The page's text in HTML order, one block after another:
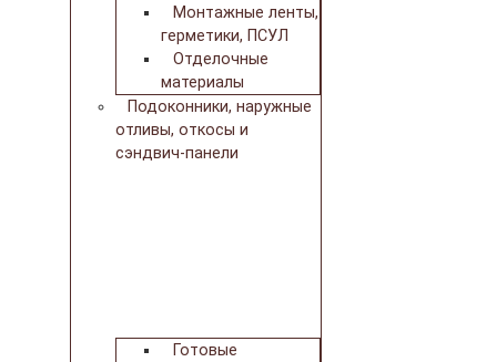
Монтажные ленты,
герметики, ПСУЛ
Отделочные
материалы
Подоконники, наружные
отливы, откосы и
сэндвич-панели
Готовые